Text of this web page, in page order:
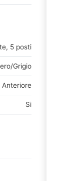
5 posti
Grigio
Anteriore
Si